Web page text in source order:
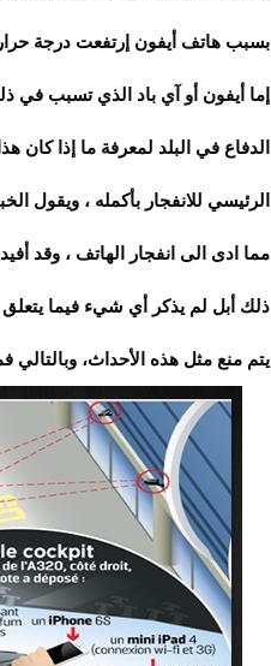
بسبب هاتف أيفون إرتفعت درجة
إما أيفون أو آي باد الذي تسبب في
الدفاع في البلد لمعرفة ما إذا كان
الرئيسي للانفجار بأكمله ، ويقول
مما ادى الى انفجار الهاتف ، وقد
ذلك أبل لم يذكر أي شيء فيما
يتم منع مثل هذه الأحداث،